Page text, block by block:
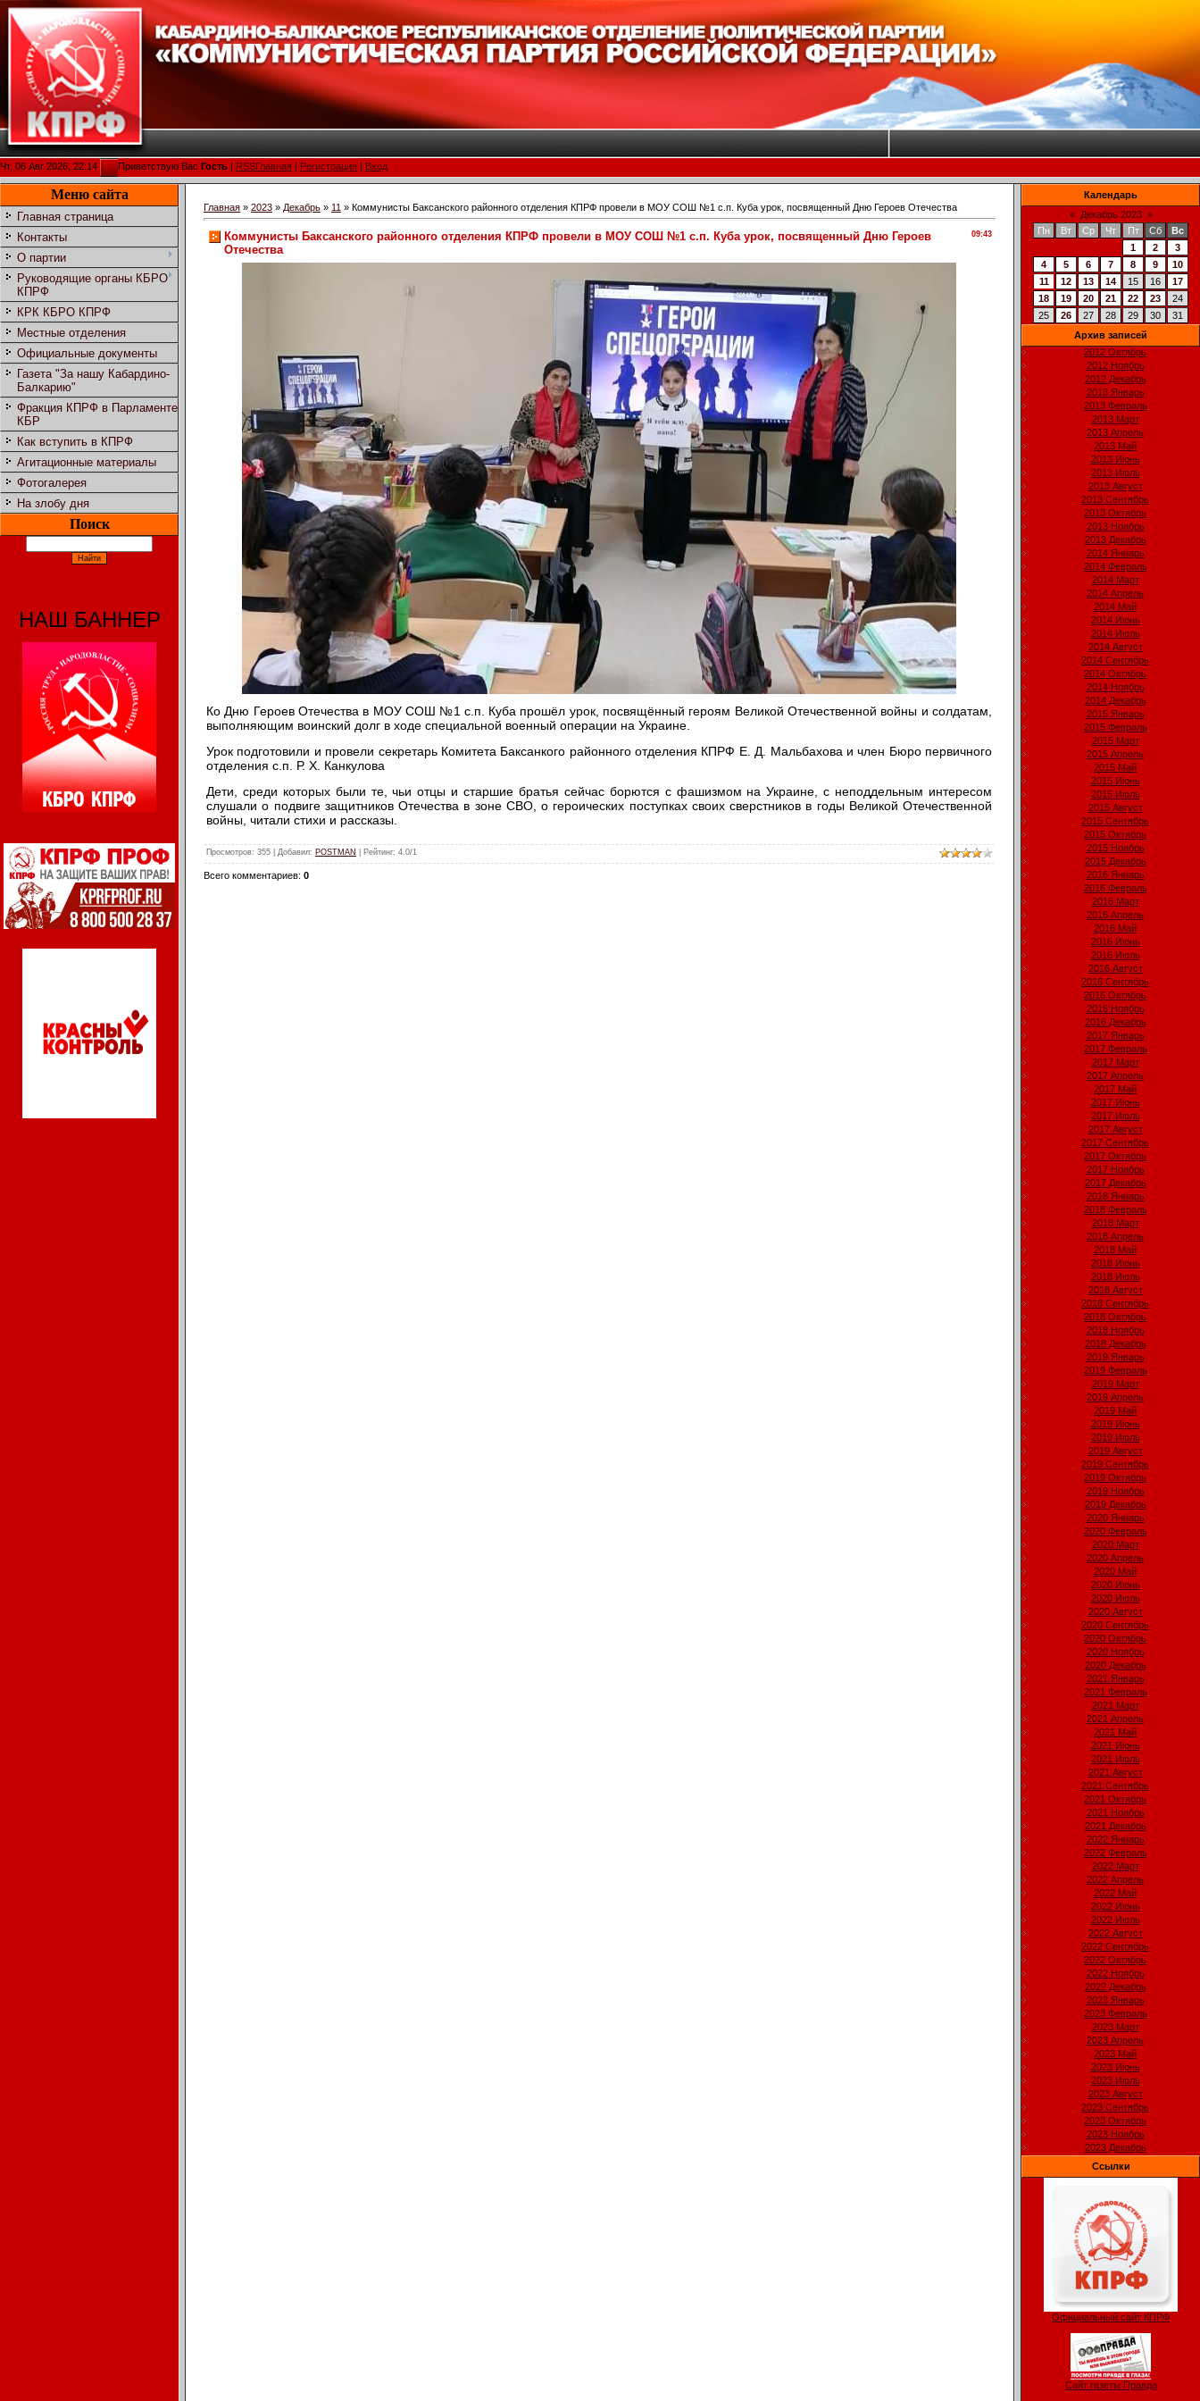
Чт, 06 Авг 2026, 22:14 Приветствую Вас Гость RSSГлавная Регистрация Вход
Меню сайта
Главная страница
Контакты
О партии
Руководящие органы КБРО
КПРФ
КРК КБРО КПРФ
Местные отделения
Официальные документы
Газета "За нашу Кабардино-
Балкарию"
Фракция КПРФ в Парламенте
КБР
Как вступить в КПРФ
Агитационные материалы
Фотогалерея
На злобу дня
Поиск
НАШ БАННЕР
Главная » 2023 » Декабрь » 11 » Коммунисты Баксанского районного отделения КПРФ провели в МОУ СОШ №1 с.п. Куба урок, посвященный Дню Героев Отечества
09:43
Коммунисты Баксанского районного отделения КПРФ провели в МОУ СОШ №1 с.п. Куба урок, посвященный Дню Героев
Отечества
Ко Дню Героев Отечества в МОУ СОШ №1 с.п. Куба прошёл урок, посвящённый героям Великой Отечественной войны и солдатам,
выполняющим воинский долг в ходе специальной военный операции на Украине.
Урок подготовили и провели секретарь Комитета Баксанкого районного отделения КПРФ Е. Д. Мальбахова и член Бюро первичного
отделения с.п. Р. Х. Канкулова
Дети, среди которых были те, чьи отцы и старшие братья сейчас борются с фашизмом на Украине, с неподдельным интересом
слушали о подвиге защитников Отечества в зоне СВО, о героических поступках своих сверстников в годы Великой Отечественной
войны, читали стихи и рассказы.
Просмотров: 355 | Добавил: POSTMAN Рейтинг: 4.0/1
Всего комментариев: 0
Календарь
« Декабрь 2023 »
Пн
Вт Ср Чт Пт Сб
Вс
1
2
3
4
5 6 7 8 9
10
11
12 13 14 15 16
17
18
19 20 21 22 23
24
25
26 27 28 29 30
31
Архив записей
2012 Октябрь
2012 Ноябрь
2012 Декабрь
2013 Январь
2013 Февраль
2013 Март
2013 Апрель
2013 Май
2013 Июнь
2013 Июль
2013 Август
2013 Сентябрь
2013 Октябрь
2013 Ноябрь
2013 Декабрь
2014 Январь
2014 Февраль
2014 Март
2014 Апрель
2014 Май
2014 Июнь
2014 Июль
2014 Август
2014 Сентябрь
2014 Октябрь
2014 Ноябрь
2014 Декабрь
2015 Январь
2015 Февраль
2015 Март
2015 Апрель
2015 Май
2015 Июнь
2015 Июль
2015 Август
2015 Сентябрь
2015 Октябрь
2015 Ноябрь
2015 Декабрь
2016 Январь
2016 Февраль
2016 Март
2016 Апрель
2016 Май
2016 Июнь
2016 Июль
2016 Август
2016 Сентябрь
2016 Октябрь
2016 Ноябрь
2016 Декабрь
2017 Январь
2017 Февраль
2017 Март
2017 Апрель
2017 Май
2017 Июнь
2017 Июль
2017 Август
2017 Сентябрь
2017 Октябрь
2017 Ноябрь
2017 Декабрь
2018 Январь
2018 Февраль
2018 Март
2018 Апрель
2018 Май
2018 Июнь
2018 Июль
2018 Август
2018 Сентябрь
2018 Октябрь
2018 Ноябрь
2018 Декабрь
2019 Январь
2019 Февраль
2019 Март
2019 Апрель
2019 Май
2019 Июнь
2019 Июль
2019 Август
2019 Сентябрь
2019 Октябрь
2019 Ноябрь
2019 Декабрь
2020 Январь
2020 Февраль
2020 Март
2020 Апрель
2020 Май
2020 Июнь
2020 Июль
2020 Август
2020 Сентябрь
2020 Октябрь
2020 Ноябрь
2020 Декабрь
2021 Январь
2021 Февраль
2021 Март
2021 Апрель
2021 Май
2021 Июнь
2021 Июль
2021 Август
2021 Сентябрь
2021 Октябрь
2021 Ноябрь
2021 Декабрь
2022 Январь
2022 Февраль
2022 Март
2022 Апрель
2022 Май
2022 Июнь
2022 Июль
2022 Август
2022 Сентябрь
2022 Октябрь
2022 Ноябрь
2022 Декабрь
2023 Январь
2023 Февраль
2023 Март
2023 Апрель
2023 Май
2023 Июнь
2023 Июль
2023 Август
2023 Сентябрь
2023 Октябрь
2023 Ноябрь
2023 Декабрь
Ссылки
Официальный сайт КПРФ
Сайт газеты Правда